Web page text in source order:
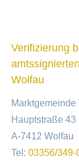
Verifizierung
Wolfau
Marktgemeinde
Hauptstraße 43
A-7412 Wolfau
Tel:03356/349-